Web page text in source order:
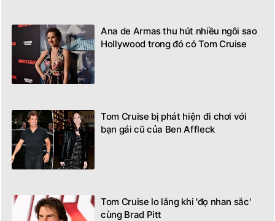
Ana de Armas thu hút nhiều ngôi sao
Hollywood trong đó có Tom Cruise
Tom Cruise bị phát hiện đi chơi với
bạn gái cũ của Ben Affleck
Tom Cruise lo lắng khi 'đọ nhan sắc'
cùng Brad Pitt